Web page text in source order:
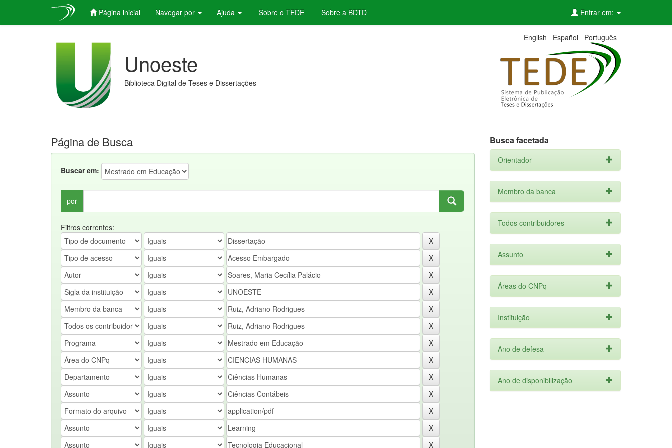
Página inicial Navegar por Ajuda Sobre o TEDE Sobre a BDTD Entrar em:
English Español Português
Unoeste
Biblioteca Digital de Teses e Dissertações
Página de Busca
Buscar em:
por
Filtros correntes:
Busca facetada
Orientador
Membro da banca
Todos contribuidores
Assunto
Áreas do CNPq
Instituição
Ano de defesa
Ano de disponibilização